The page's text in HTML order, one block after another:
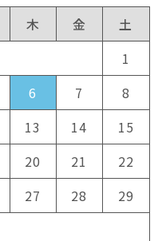
木 金
土
1
6 7
8
13 14
15
20 21
22
27 28
29